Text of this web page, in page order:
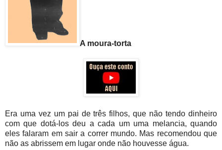
A moura-torta
Era uma vez um pai de três filhos, que não tendo dinheiro
com que dotá-los deu a cada um uma melancia, quando
eles falaram em sair a correr mundo. Mas recomendou que
não as abrissem em lugar onde não houvesse água.